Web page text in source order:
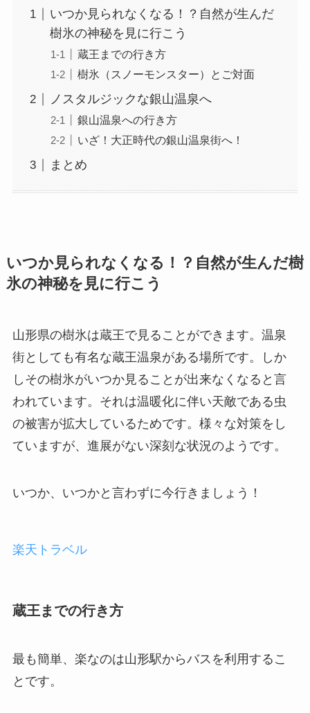
いつか見られなくなる！？自然が生んだ
樹氷の神秘を見に行こう
蔵王までの行き方
樹氷（スノーモンスター）とご対面
ノスタルジックな銀山温泉へ
銀山温泉への行き方
いざ！大正時代の銀山温泉街へ！
まとめ
いつか見られなくなる！？自然が生んだ樹
氷の神秘を見に行こう
山形県の樹氷は蔵王で見ることができます。温泉
街としても有名な蔵王温泉がある場所です。しか
しその樹氷がいつか見ることが出来なくなると言
われています。それは温暖化に伴い天敵である虫
の被害が拡大しているためです。様々な対策をし
ていますが、進展がない深刻な状況のようです。
いつか、いつかと言わずに今行きましょう！
楽天トラベル
蔵王までの行き方
最も簡単、楽なのは山形駅からバスを利用するこ
とです。